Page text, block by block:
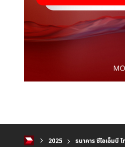
2025 ธนาคาร ซีไอเอ็มบี